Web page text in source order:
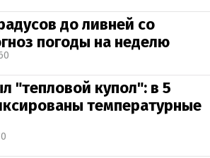
до ливней со
погоды на неделю
"тепловой купол": в 5
температурные